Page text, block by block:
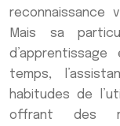
reconnaissance
Mais sa
temps,
habitudes de
offrant des